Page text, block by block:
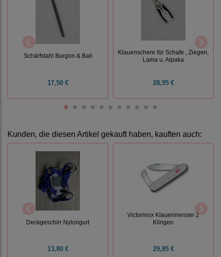
Schärfstahl Burgon & Ball
17,50 €
Klauenschere für Schafe , Ziegen,
Lama u. Alpaka
28,95 €
Kunden, die diesen Artikel gekauft haben, kauften auch:
Deckgeschirr Nylongurt
13,80 €
Victorinox Klauenmesser 2
Klingen
29,85 €